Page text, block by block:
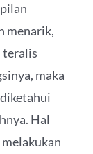
menarik,
teralis
maka
Hal